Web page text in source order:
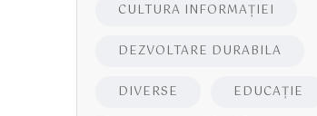
CULTURA INFORMAŢIEI
DEZVOLTARE DURABILA
DIVERSE EDUCAŢIE